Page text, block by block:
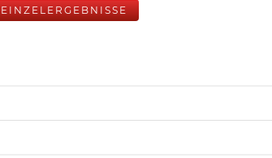
EINZELERGEBNISSE